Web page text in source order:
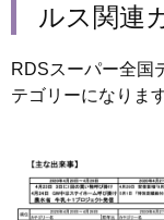
ルス関連
RDSスーパー全国
テゴリーになります